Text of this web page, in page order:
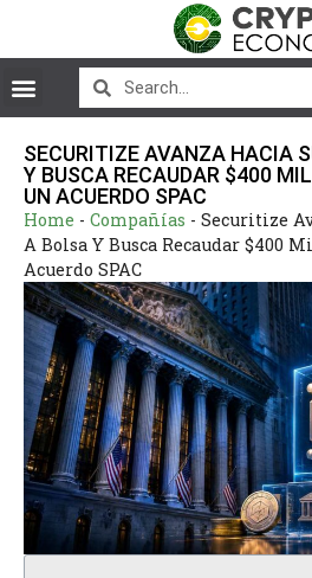
SECURITIZE AVANZA HACIA
Y BUSCA RECAUDAR $400
UN ACUERDO SPAC
Home - Compañías - Securitize
A Bolsa Y Busca Recaudar $400
Acuerdo SPAC